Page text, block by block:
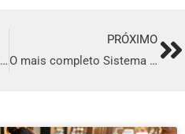
O mais completo Sistema para Delivery em Senhor do Bonfim
PRÓXIMO
O mais completo Sistema para Delivery em Curvelo